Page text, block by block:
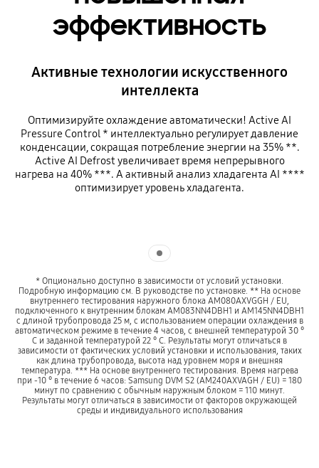
эффективность
Активные технологии искусственного
интеллекта
Оптимизируйте охлаждение автоматически! Active AI
Pressure Control * интеллектуально регулирует давление
конденсации, сокращая потребление энергии на 35% **.
Active AI Defrost увеличивает время непрерывного
нагрева на 40% ***. А активный анализ хладагента AI ****
оптимизирует уровень хладагента.
* Опционально доступно в зависимости от условий установки.
Подробную информацию см. В руководстве по установке. ** На основе
внутреннего тестирования наружного блока AM080AXVGGH / EU,
подключенного к внутренним блокам AM083NN4DBH1 и AM145NN4DBH1
с длиной трубопровода 25 м, с использованием операции охлаждения в
автоматическом режиме в течение 4 часов, с внешней температурой 30 °
C и заданной температурой 22 ° С. Результаты могут отличаться в
зависимости от фактических условий установки и использования, таких
как длина трубопровода, высота над уровнем моря и внешняя
температура. *** На основе внутреннего тестирования. Время нагрева
при -10 ° в течение 6 часов: Samsung DVM S2 (AM240AXVAGH / EU) = 180
минут по сравнению с обычным наружным блоком = 110 минут.
Результаты могут отличаться в зависимости от факторов окружающей
среды и индивидуального использования